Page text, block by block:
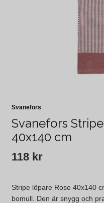
Svanefors
Svanefors
40x140 cm
118 kr
Stripe löpare Rose 40x140
bomull. Den är snygg och